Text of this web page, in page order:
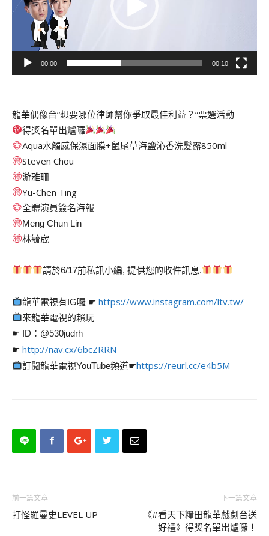
器
00:00 00:10
龍華偶像台“想要哪位律師幫你爭取最佳利益？”票選活動
得獎名單出爐囉
Aqua水觸感保濕面膜+鼠尾草海鹽沁香洗髮露850ml
Steven Chou
游雅珊
Yu-Chen Ting
全體演員簽名海報
Meng Chun Lin
林毓宬
請於6/17前私訊小編, 提供您的收件訊息.
龍華電視有IG囉 ☛https://www.instagram.com/ltv.tw/
來龍華電視的賴玩
☛ ID：@530judrh
☛ http://nav.cx/6bcZRRN
訂閱龍華電視YouTube頻道☛https://reurl.cc/e4b5M
前一篇文章
打怪羅曼史LEVEL UP
下一篇文章
《#看天下糧田龍華戲劇台送
好禮》得獎名單出爐囉！